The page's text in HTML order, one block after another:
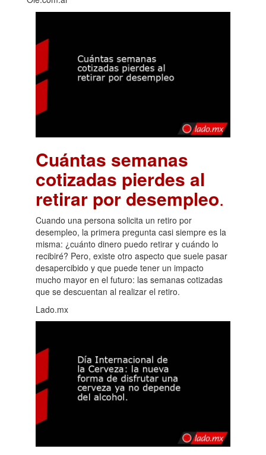
Cuántas semanas
cotizadas pierdes al
retirar por desempleo.
Cuando una persona solicita un retiro por
desempleo, la primera pregunta casi siempre es la
misma: ¿cuánto dinero puedo retirar y cuándo lo
recibiré? Pero, existe otro aspecto que suele pasar
desapercibido y que puede tener un impacto
mucho mayor en el futuro: las semanas cotizadas
que se descuentan al realizar el retiro.
Lado.mx